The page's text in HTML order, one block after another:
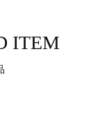
ITEM